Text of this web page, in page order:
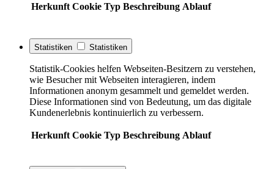
Herkunft Cookie Typ Beschreibung Ablauf
Statistiken Statistiken
Statistik-Cookies helfen Webseiten-Besitzern zu verstehen,
wie Besucher mit Webseiten interagieren, indem
Informationen anonym gesammelt und gemeldet werden.
Diese Informationen sind von Bedeutung, um das digitale
Kundenerlebnis kontinuierlich zu verbessern.
Herkunft Cookie Typ Beschreibung Ablauf